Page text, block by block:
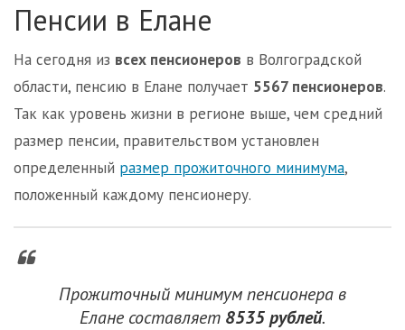
Пенсии в Елане
На сегодня из всех пенсионеров в Волгоградской
области, пенсию в Елане получает 5567 пенсионеров.
Так как уровень жизни в регионе выше, чем средний
размер пенсии, правительством установлен
определенный размер прожиточного минимума,
положенный каждому пенсионеру.
Прожиточный минимум пенсионера в
Елане составляет 8535 рублей.